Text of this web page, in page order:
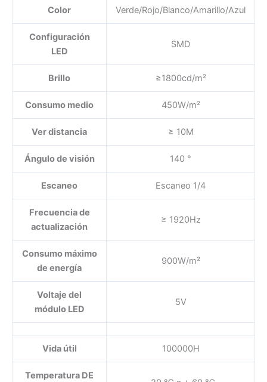
Color Verde/Rojo/Blanco/Amarillo/Azul
Configuración
LED
SMD
Brillo ≥1800cd/m²
Consumo medio 450W/m²
Ver distancia ≥ 10M
Ángulo de visión 140 °
Escaneo Escaneo 1/4
Frecuencia de
actualización
≥ 1920Hz
Consumo máximo
de energía
900W/m²
Voltaje del
módulo LED
5V
Vida útil 100000H
Temperatura DE